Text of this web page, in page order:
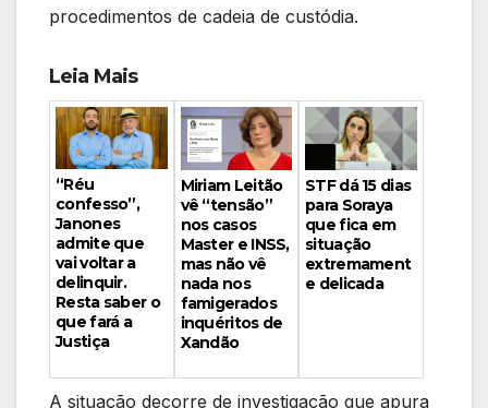
procedimentos de cadeia de custódia.
Leia Mais
“Réu
confesso”,
Janones
admite que
vai voltar a
delinquir.
Resta saber o
que fará a
Justiça
Miriam Leitão
vê “tensão”
nos casos
Master e INSS,
mas não vê
nada nos
famigerados
inquéritos de
Xandão
STF dá 15 dias
para Soraya
que fica em
situação
extremament
e delicada
A situação decorre de investigação que apura